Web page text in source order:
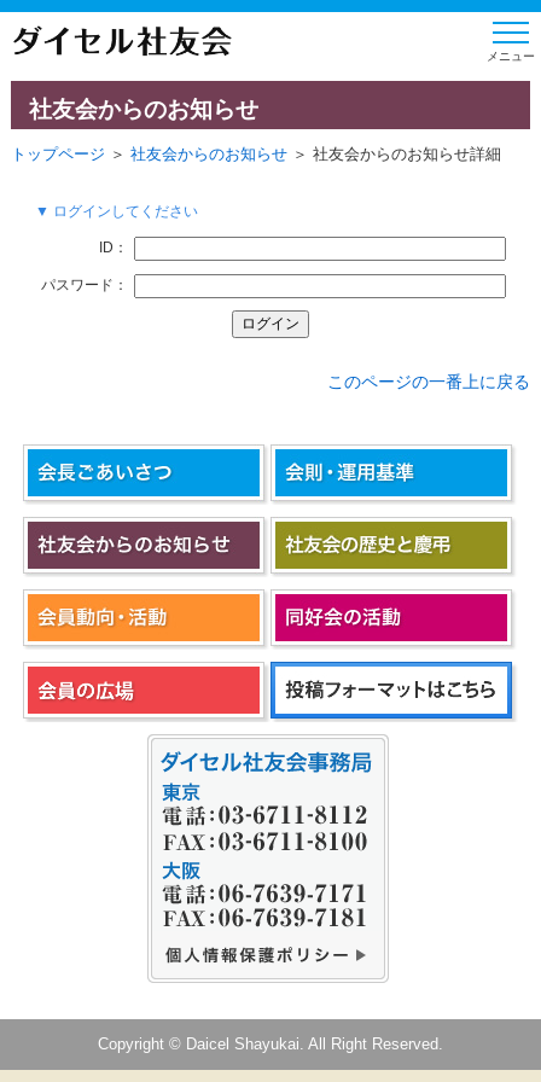
社友会からのお知らせ
トップページ ＞ 社友会からのお知らせ＞ 社友会からのお知らせ詳細
▼ ログインしてください
ID：
パスワード：
このページの一番上に戻る
Copyright © Daicel Shayukai. All Right Reserved.